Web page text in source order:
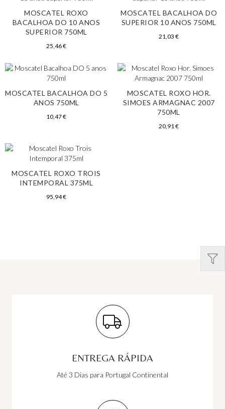
MOSCATEL ROXO
BACALHOA DO 10 ANOS
SUPERIOR 750ML
25,46€
MOSCATEL BACALHOA DO
SUPERIOR 10 ANOS 750ML
21,03 €
MOSCATEL BACALHOA DO 5
ANOS 750ML
10,47€
MOSCATEL ROXO HOR.
SIMOES ARMAGNAC 2007
750ML
20,91 €
MOSCATEL ROXO TROIS
INTEMPORAL 375ML
95,94€
ENTREGA RÁPIDA
Até 3 Dias para Portugal Continental